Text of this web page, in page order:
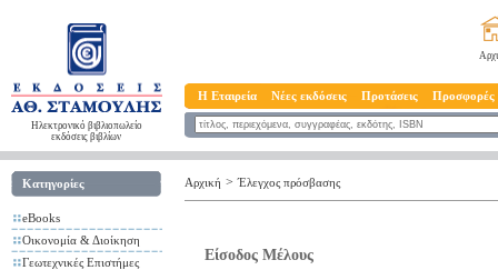
Ηλεκτρονικό βιβλιοπωλείο
εκδόσεις βιβλίων
Η Εταιρεία Νέες εκδόσεις Προτάσεις Προσφορές
Κατηγορίες
eBooks
Οικονομία & Διοίκηση
Γεωτεχνικές Επιστήμες
Αρχική > Έλεγχος πρόσβασης
Είσοδος Μέλους